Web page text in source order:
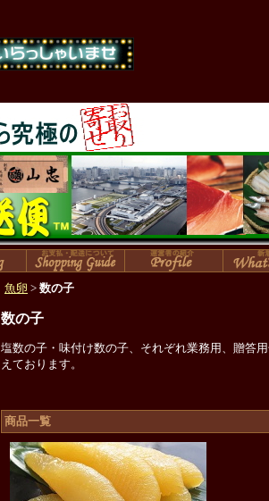
魚卵 > 数の子
数の子
塩数の子・味付け数の子、それぞれ業務用、贈答
えております。
商品一覧